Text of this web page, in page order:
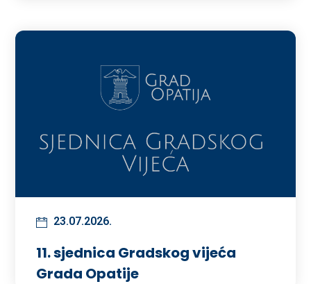
23.07.2026.
11. sjednica Gradskog vijeća
Grada Opatije